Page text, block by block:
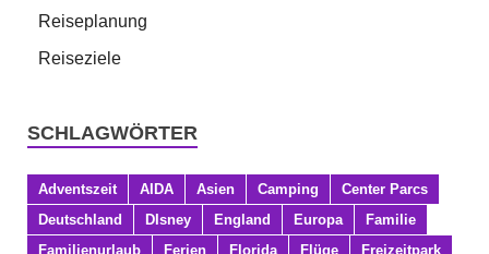
Reiseplanung
Reiseziele
SCHLAGWÖRTER
Adventszeit AIDA Asien Camping
Center Parcs
Deutschland
DIsney England Europa
Familie
Familienurlaub
Ferien Florida Flüge
Freizeitpark